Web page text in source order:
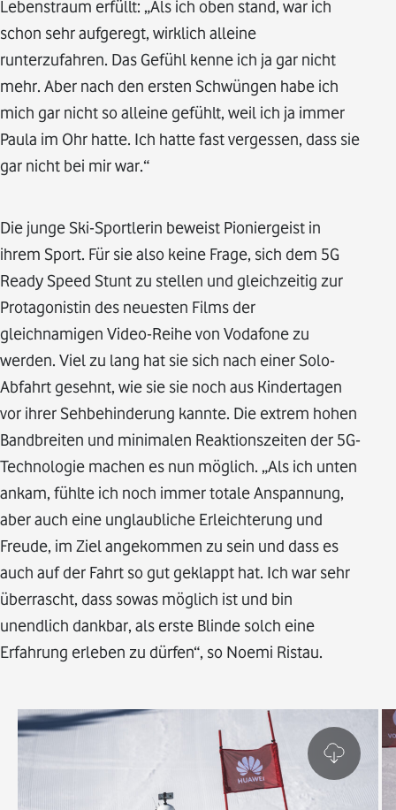
Lebenstraum erfüllt: „Als ich oben stand, war ich
schon sehr aufgeregt, wirklich alleine
runterzufahren. Das Gefühl kenne ich ja gar nicht
mehr. Aber nach den ersten Schwüngen habe ich
mich gar nicht so alleine gefühlt, weil ich ja immer
Paula im Ohr hatte. Ich hatte fast vergessen, dass sie
gar nicht bei mir war.“
Die junge Ski-Sportlerin beweist Pioniergeist in
ihrem Sport. Für sie also keine Frage, sich dem 5G
Ready Speed Stunt zu stellen und gleichzeitig zur
Protagonistin des neuesten Films der
gleichnamigen Video-Reihe von Vodafone zu
werden. Viel zu lang hat sie sich nach einer Solo-
Abfahrt gesehnt, wie sie sie noch aus Kindertagen
vor ihrer Sehbehinderung kannte. Die extrem hohen
Bandbreiten und minimalen Reaktionszeiten der 5G-
Technologie machen es nun möglich. „Als ich unten
ankam, fühlte ich noch immer totale Anspannung,
aber auch eine unglaubliche Erleichterung und
Freude, im Ziel angekommen zu sein und dass es
auch auf der Fahrt so gut geklappt hat. Ich war sehr
überrascht, dass sowas möglich ist und bin
unendlich dankbar, als erste Blinde solch eine
Erfahrung erleben zu dürfen“, so Noemi Ristau.